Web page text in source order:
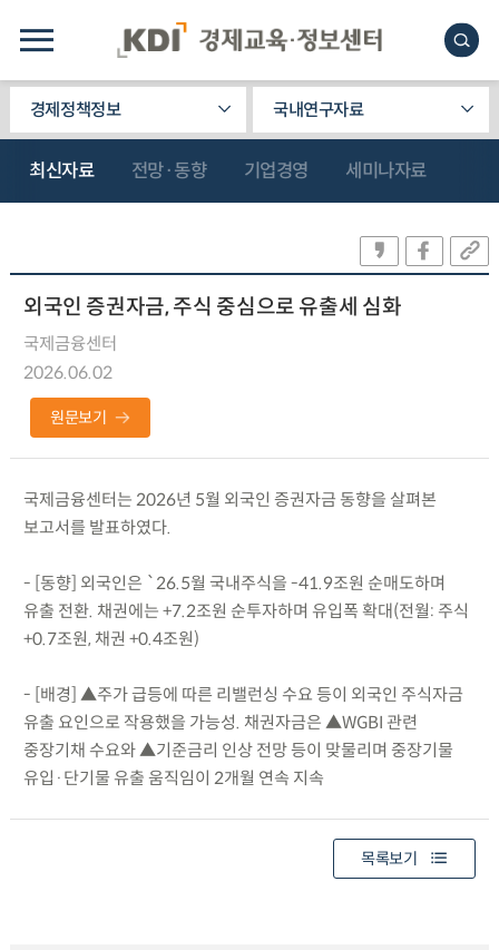
경제정책정보 국내연구자료
최신자료 전망·동향 기업경영 세미나자료
외국인 증권자금, 주식 중심으로 유출세 심화
국제금융센터
2026.06.02
원문보기
국제금융센터는 2026년 5월 외국인 증권자금 동향을 살펴본
보고서를 발표하였다.
- [동향] 외국인은 `26.5월 국내주식을 -41.9조원 순매도하며
유출 전환. 채권에는 +7.2조원 순투자하며 유입폭 확대(전월: 주식
+0.7조원, 채권 +0.4조원)
- [배경] ▲주가 급등에 따른 리밸런싱 수요 등이 외국인 주식자금
유출 요인으로 작용했을 가능성. 채권자금은 ▲WGBI 관련
중장기채 수요와 ▲기준금리 인상 전망 등이 맞물리며 중장기물
유입·단기물 유출 움직임이 2개월 연속 지속
목록보기